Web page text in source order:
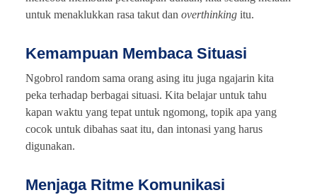
untuk menaklukkan rasa takut dan overthinking itu.
Kemampuan Membaca Situasi
Ngobrol random sama orang asing itu juga ngajarin kita
peka terhadap berbagai situasi. Kita belajar untuk tahu
kapan waktu yang tepat untuk ngomong, topik apa yang
cocok untuk dibahas saat itu, dan intonasi yang harus
digunakan.
Menjaga Ritme Komunikasi